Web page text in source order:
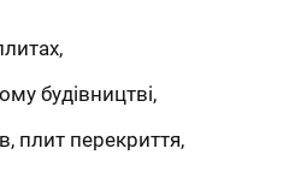
будівництві,
плит перекриття,